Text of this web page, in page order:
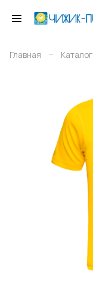
Главная – Каталог